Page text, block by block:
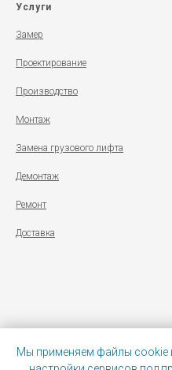
Мы применяем файлы cookie
Услуги
Замер
Проектирование
Производство
Монтаж
Замена грузового лифта
Демонтаж
Ремонт
Доставка
Политика